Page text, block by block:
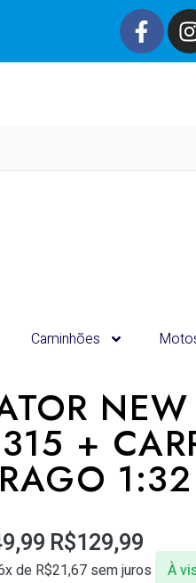
Caminhões
+
R$129,99
de R$21,67 sem juros À